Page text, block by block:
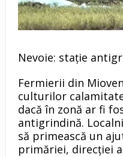
Nevoie: stație
Fermierii din
culturilor
dacă în zonă ar fi
antigrindină.
să primească un
primăriei, direcției